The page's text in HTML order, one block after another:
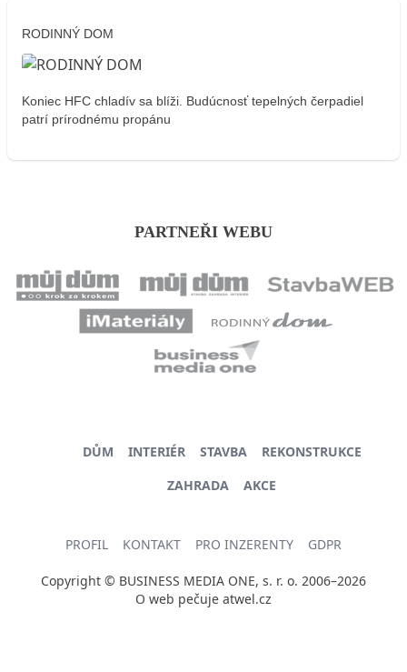
RODINNÝ DOM
Koniec HFC chladív sa blíži. Budúcnosť tepelných čerpadiel
patrí prírodnému propánu
PARTNEŘI WEBU
DŮM INTERIÉR STAVBA
REKONSTRUKCE
ZAHRADA
AKCE
PROFIL KONTAKT PRO INZERENTY GDPR
Copyright © BUSINESS MEDIA ONE, s. r. o. 2006–2026